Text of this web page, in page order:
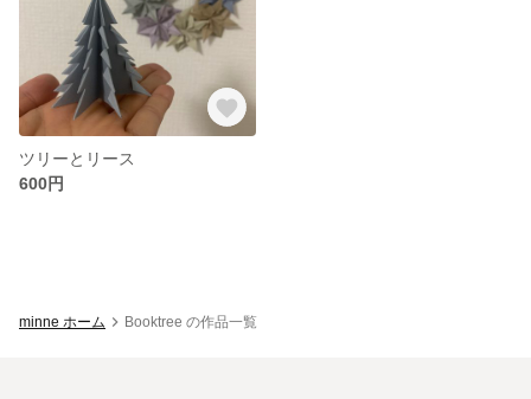
ツリーとリース
600円
minne ホーム Booktree の作品一覧